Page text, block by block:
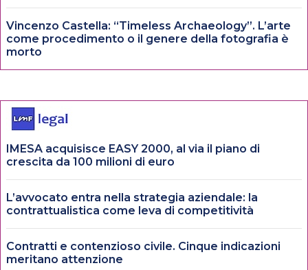
Vincenzo Castella: “Timeless Archaeology”. L’arte
come procedimento o il genere della fotografia è
morto
IMESA acquisisce EASY 2000, al via il piano di
crescita da 100 milioni di euro
L’avvocato entra nella strategia aziendale: la
contrattualistica come leva di competitività
Contratti e contenzioso civile. Cinque indicazioni
meritano attenzione